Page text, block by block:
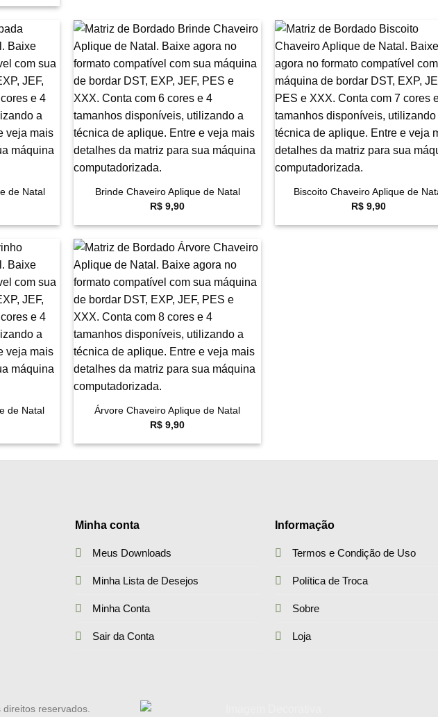
atual
R$ 29,60.
de Natal
Favoritar
Brinde Chaveiro Aplique de Natal
R$ 9,90
Biscoito Chaveiro Aplique de
R$ 9,90
de Natal
Favoritar
Árvore Chaveiro Aplique de Natal
R$ 9,90
Minha conta
Meus Downloads
Minha Lista de Desejos
Minha Conta
Sair da Conta
Informação
Termos e Condição de Uso
Política de Troca
Sobre
Loja
reservados.